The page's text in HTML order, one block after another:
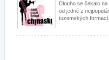
Dlouho se čekalo
od jedné z
tuzemských formací...